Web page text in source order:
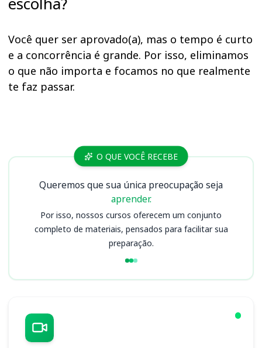
Você quer ser aprovado(a), mas o tempo é curto
e a concorrência é grande. Por isso, eliminamos
o que não importa e focamos no que realmente
te faz passar.
Cursos O QUE VOCÊ RECEBE
Queremos que sua única preocupação seja
aprender.
Por isso, nossos cursos oferecem um conjunto
completo de materiais, pensados para facilitar sua
preparação.